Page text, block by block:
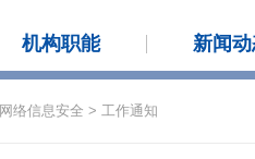
机构职能 新闻
网络信息安全 > 工作通知